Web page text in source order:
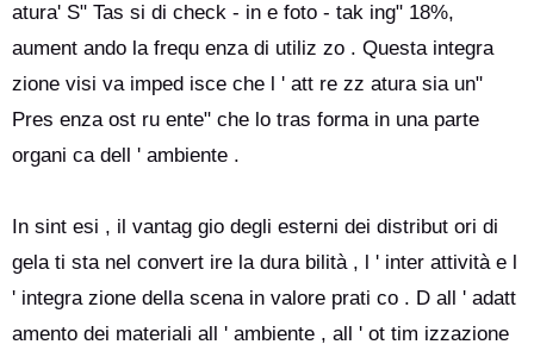
atura' S" Tas si di check - in e foto - tak ing" 18%,
aument ando la frequ enza di utiliz zo . Questa integra
zione visi va imped isce che l ' att re zz atura sia un"
Pres enza ost ru ente" che lo tras forma in una parte
organi ca dell ' ambiente .
In sint esi , il vantag gio degli esterni dei distribut ori di
gela ti sta nel convert ire la dura bilità , l ' inter attività e l
' integra zione della scena in valore prati co . D all ' adatt
amento dei materiali all ' ambiente , all ' ot tim izzazione